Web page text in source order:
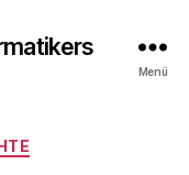
Menü